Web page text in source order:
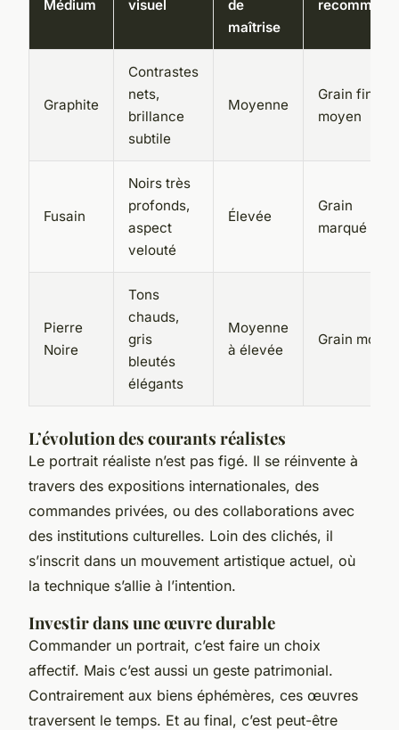
Médium visuel
de
maîtrise
Graphite
Contrastes
nets,
brillance
subtile
Moyenne
Grain fin à
moyen
Fusain
Noirs très
profonds,
aspect
velouté
Élevée
Grain
marqué
Pierre
Noire
Tons
chauds,
gris
bleutés
élégants
Moyenne
à élevée
Grain moyen
L’évolution des courants réalistes
Le portrait réaliste n’est pas figé. Il se réinvente à
travers des expositions internationales, des
commandes privées, ou des collaborations avec
des institutions culturelles. Loin des clichés, il
s’inscrit dans un mouvement artistique actuel, où
la technique s’allie à l’intention.
Investir dans une œuvre durable
Commander un portrait, c’est faire un choix
affectif. Mais c’est aussi un geste patrimonial.
Contrairement aux biens éphémères, ces œuvres
traversent le temps. Et au final, c’est peut-être